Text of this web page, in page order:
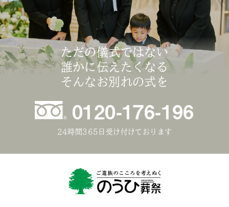
ただの儀式ではない
誰かに伝えたくなる
そんなお別れの式を
0120-176-196
24時間365日受け付けております